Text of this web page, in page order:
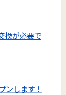
換が必要で
ンします！